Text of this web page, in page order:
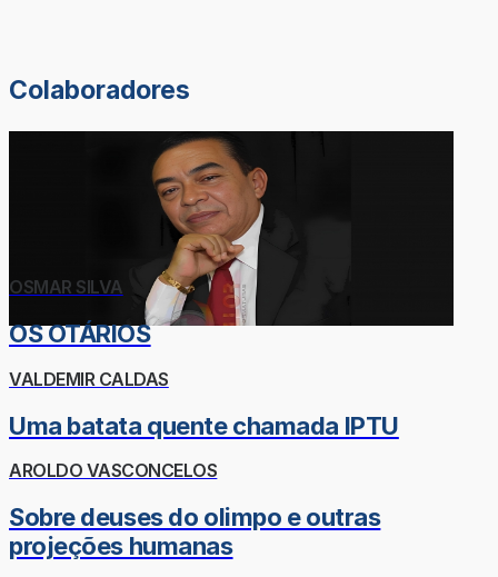
Colaboradores
OSMAR SILVA
OS OTÁRIOS
VALDEMIR CALDAS
Uma batata quente chamada IPTU
AROLDO VASCONCELOS
Sobre deuses do olimpo e outras
projeções humanas